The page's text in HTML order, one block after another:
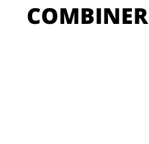
COMBINER